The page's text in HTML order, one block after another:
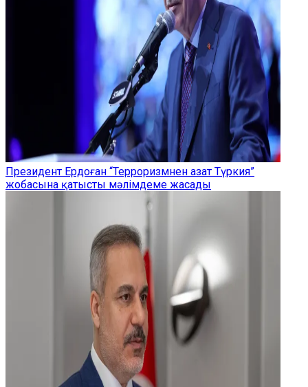
Президент Ердоған “Терроризмнен азат Түркия”
жобасына қатысты мәлімдеме жасады